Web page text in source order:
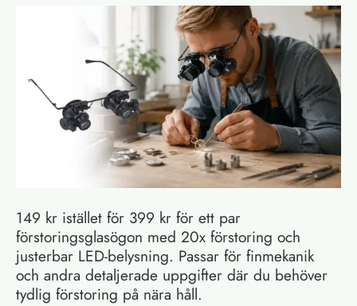
149 kr istället för 399 kr för ett par
förstoringsglasögon med 20x förstoring och
justerbar LED-belysning. Passar för finmekanik
och andra detaljerade uppgifter där du behöver
tydlig förstoring på nära håll.